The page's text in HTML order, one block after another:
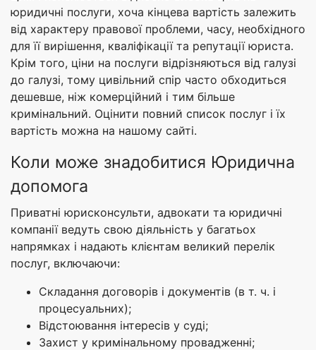
юридичні послуги, хоча кінцева вартість залежить
від характеру правової проблеми, часу, необхідного
для її вирішення, кваліфікації та репутації юриста.
Крім того, ціни на послуги відрізняються від галузі
до галузі, тому цивільний спір часто обходиться
дешевше, ніж комерційний і тим більше
кримінальний. Оцінити повний список послуг і їх
вартість можна на нашому сайті.
Коли може знадобитися Юридична
допомога
Приватні юрисконсульти, адвокати та юридичні
компанії ведуть свою діяльність у багатьох
напрямках і надають клієнтам великий перелік
послуг, включаючи:
Складання договорів і документів (в т. ч. і
процесуальних);
Відстоювання інтересів у суді;
Захист у кримінальному провадженні;